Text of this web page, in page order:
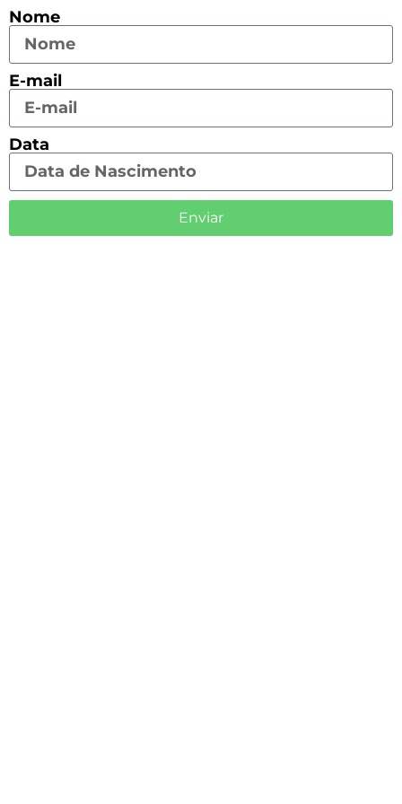
Nome
E-mail
Data
Enviar